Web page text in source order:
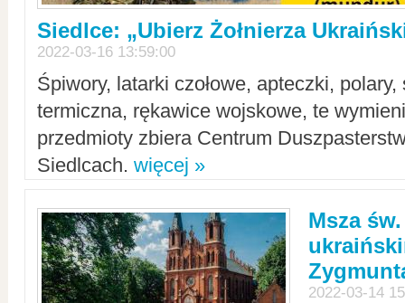
Siedlce: „Ubierz Żołnierza
2022-03-16 13:59:00
Śpiwory, latarki czołowe, apteczki,
termiczna, rękawice wojskowe, te
przedmioty zbiera Centrum
Siedlcach. więcej »
Msza
2022-03-14